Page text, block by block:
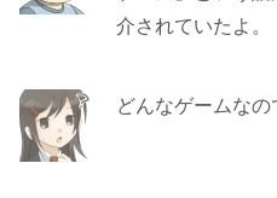
介されていたよ。
どんなゲームなの